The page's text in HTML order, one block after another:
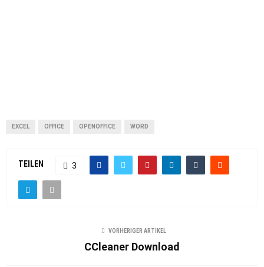
EXCEL OFFICE OPENOFFICE WORD
TEILEN 3
VORHERIGER ARTIKEL
CCleaner Download